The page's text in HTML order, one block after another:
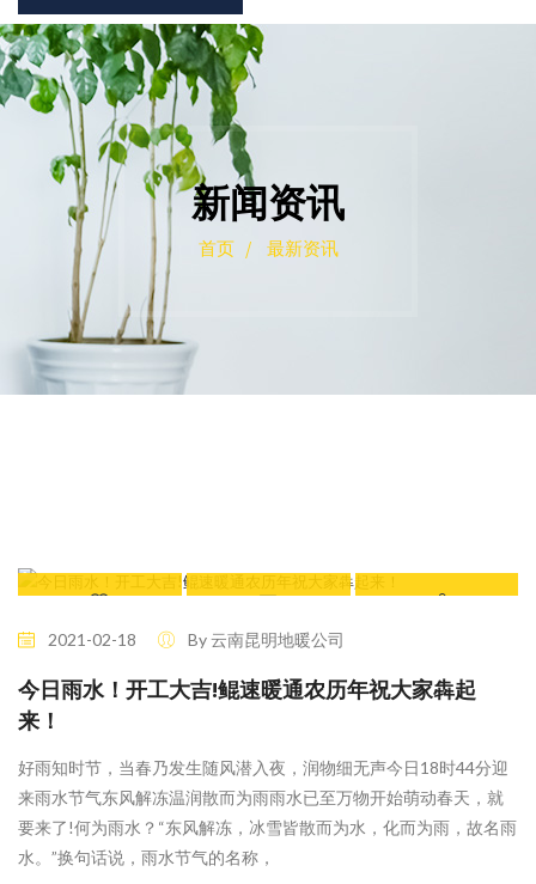
新闻资讯
首页 / 最新资讯
鲲速动态
2021-02-18 By 云南昆明地暖公司
今日雨水！开工大吉!鲲速暖通农历年祝大家犇起
来！
好雨知时节，当春乃发生随风潜入夜，润物细无声今日18时44分迎
来雨水节气东风解冻温润散而为雨雨水已至万物开始萌动春天，就
要来了!何为雨水？“东风解冻，冰雪皆散而为水，化而为雨，故名雨
水。”换句话说，雨水节气的名称，